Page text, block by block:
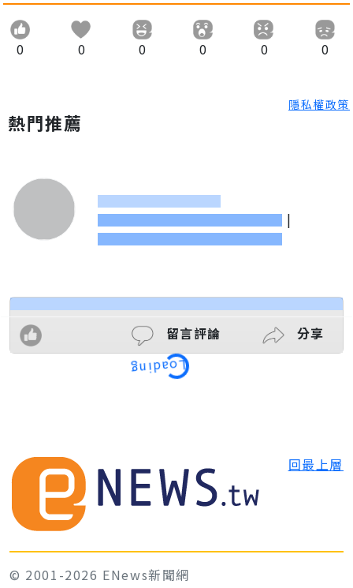
0 0 0 0 0 0
隱私權政策
熱門推薦
|
留言評論 分享
Loading
回最上層
© 2001-2026 ENews新聞網